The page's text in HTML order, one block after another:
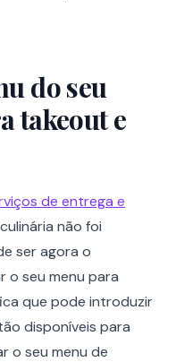
do seu
takeout e
de entrega e
não foi
ser agora o
o seu menu para
que pode introduzir
disponíveis para
o seu menu de